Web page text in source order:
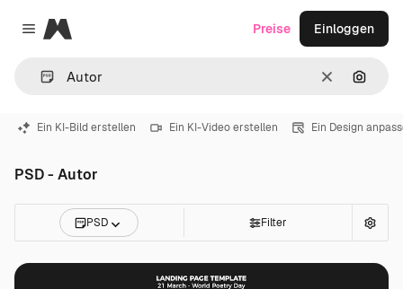
Close menu
Magnific
LöschenNach
Preise Einloggen
Ein KI-Bild erstellen Ein KI-Video erstellen Ein Design
PSD - Autor
PSD Filter